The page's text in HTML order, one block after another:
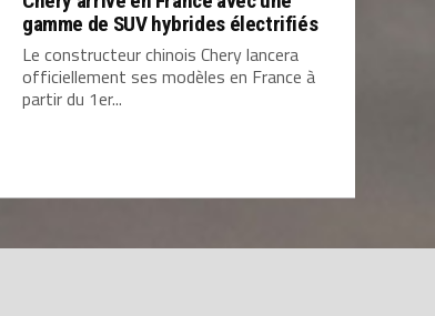
gamme de SUV hybrides électrifiés
Le constructeur chinois Chery lancera
officiellement ses modèles en France à
partir du 1er...